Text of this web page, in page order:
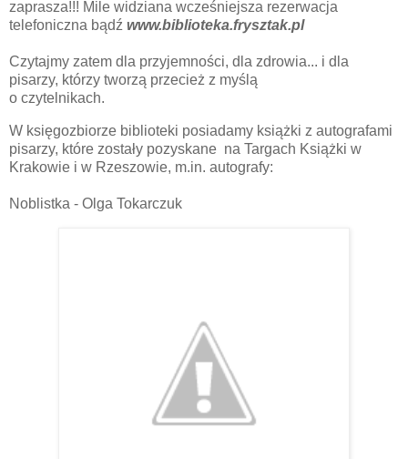
zaprasza!!! Mile widziana wcześniejsza rezerwacja
telefoniczna bądź www.biblioteka.frysztak.pl
Czytajmy zatem dla przyjemności, dla zdrowia... i dla
pisarzy, którzy tworzą przecież z myślą
o czytelnikach.
W księgozbiorze biblioteki posiadamy książki z autografami
pisarzy, które zostały pozyskane na Targach Książki w
Krakowie i w Rzeszowie, m.in. autografy:
Noblistka - Olga Tokarczuk